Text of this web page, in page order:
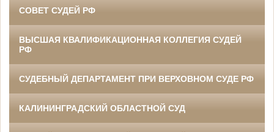
СОВЕТ СУДЕЙ РФ
ВЫСШАЯ КВАЛИФИКАЦИОННАЯ КОЛЛЕГИЯ СУДЕЙ
РФ
СУДЕБНЫЙ ДЕПАРТАМЕНТ ПРИ ВЕРХОВНОМ СУДЕ РФ
КАЛИНИНГРАДСКИЙ ОБЛАСТНОЙ СУД